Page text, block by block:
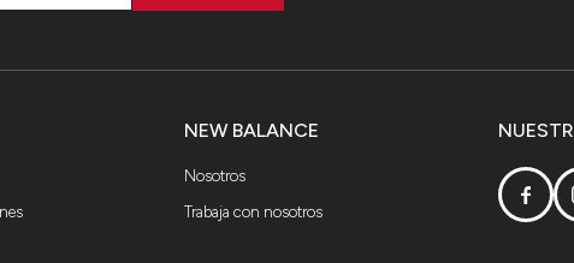
NEW BALANCE
Nosotros
Trabaja con nosotros
